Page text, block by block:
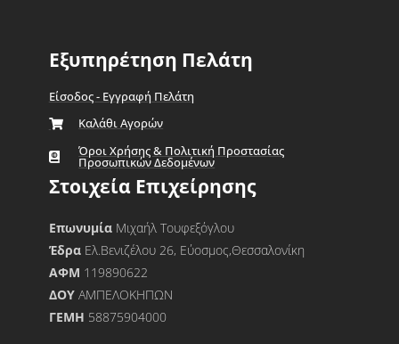
Εξυπηρέτηση Πελάτη
Είσοδος - Εγγραφή Πελάτη
Καλάθι Αγορών
Όροι Χρήσης & Πολιτική Προστασίας
Προσωπικών Δεδομένων
Στοιχεία Επιχείρησης
Επωνυμία Μιχαήλ Τουφεξόγλου
Έδρα Ελ.Βενιζέλου 26, Εύοσμος,Θεσσαλονίκη
ΑΦΜ 119890622
ΔΟΥΑΜΠΕΛΟΚΗΠΩΝ
ΓΕΜΗ 58875904000